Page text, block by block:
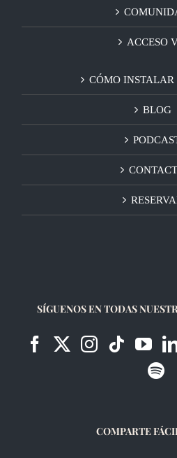
ACCESO
CÓMO INSTALAR
BLOG
SÍGUENOS EN TODAS
COMPARTE